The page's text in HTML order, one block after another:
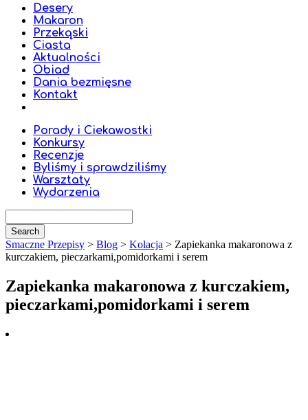
Desery
Makaron
Przekąski
Ciasta
Aktualności
Obiad
Dania bezmięsne
Kontakt
Porady i Ciekawostki
Konkursy
Recenzje
Byliśmy i sprawdziliśmy
Warsztaty
Wydarzenia
Smaczne Przepisy > Blog > Kolacja > Zapiekanka makaronowa z
kurczakiem, pieczarkami,pomidorkami i serem
Zapiekanka makaronowa z kurczakiem,
pieczarkami,pomidorkami i serem